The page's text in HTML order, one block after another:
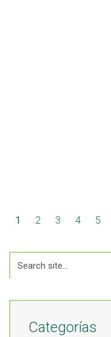
1 2 3 4 5
for:
Categorías